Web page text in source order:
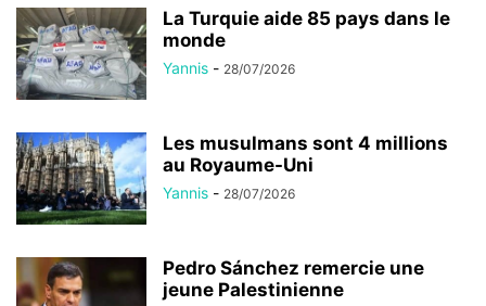
La Turquie aide 85 pays dans le
monde
Yannis - 28/07/2026
Les musulmans sont 4 millions
au Royaume-Uni
Yannis - 28/07/2026
Pedro Sánchez remercie une
jeune Palestinienne